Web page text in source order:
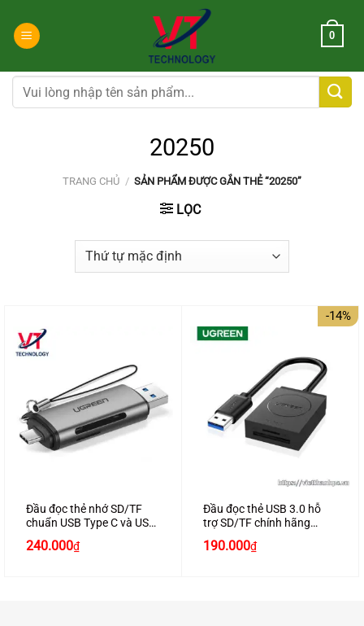
đến
dung
0
Tìm
kiếm:
20250
TRANG CHỦ / SẢN PHẨM ĐƯỢC GẮN THẺ “20250”
LỌC
Đầu đọc thẻ nhớ SD/TF
chuẩn USB Type C và USB
50706
240.000₫
-14%
Đầu đọc thẻ USB 3.0 hỗ
trợ SD/TF chính hãng
cao cấp
Giá
190.000₫Giá
hiện